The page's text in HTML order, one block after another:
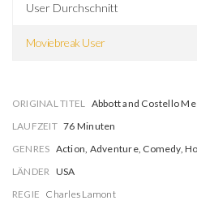
User Durchschnitt
Moviebreak User
ORIGINAL TITEL Abbott and Costello
LAUFZEIT 76 Minuten
GENRES Action, Adventure, Comedy,
LÄNDER USA
REGIE Charles Lamont